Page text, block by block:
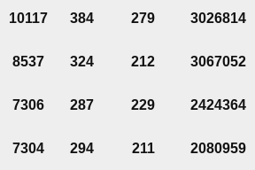
10117 384 279 3026814
8537 324 212 3067052
7306 287 229 2424364
7304 294 211 2080959